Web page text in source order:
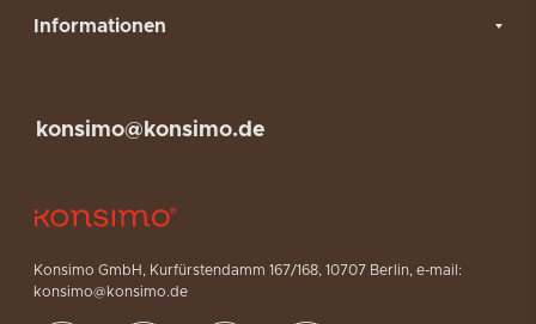
Informationen
Konsimo GmbH, Kurfürstendamm 167/168, 10707 Berlin, e-mail:
konsimo@konsimo.de
konsimo@konsimo.de